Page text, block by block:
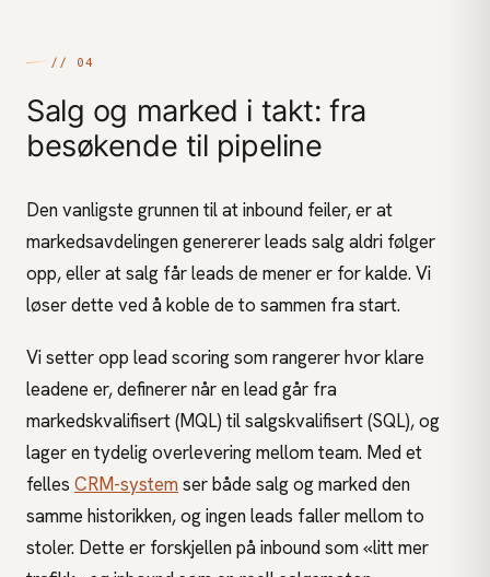
// 04
Salg og marked i takt: fra
besøkende til pipeline
Den vanligste grunnen til at inbound feiler, er at
markedsavdelingen genererer leads salg aldri følger
opp, eller at salg får leads de mener er for kalde. Vi
løser dette ved å koble de to sammen fra start.
Vi setter opp lead scoring som rangerer hvor klare
leadene er, definerer når en lead går fra
markedskvalifisert (MQL) til salgskvalifisert (SQL), og
lager en tydelig overlevering mellom team. Med et
felles CRM-system ser både salg og marked den
samme historikken, og ingen leads faller mellom to
stoler. Dette er forskjellen på inbound som «litt mer